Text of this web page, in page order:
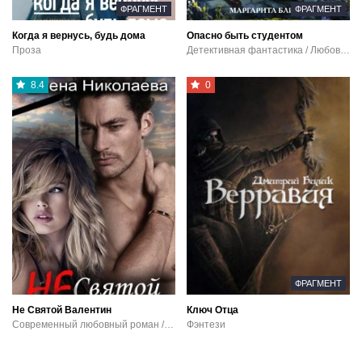
ФРАГМЕНТ
Когда я вернусь, будь дома
Проза
ФРАГМЕНТ
Опасно быть студентом
Детективная фантастика / Любовная фантастика / Юмористическая фантастика
8.4
Не Святой Валентин
Современный любовный роман / Эротика
0
ФРАГМЕНТ
Ключ Отца
Фэнтези